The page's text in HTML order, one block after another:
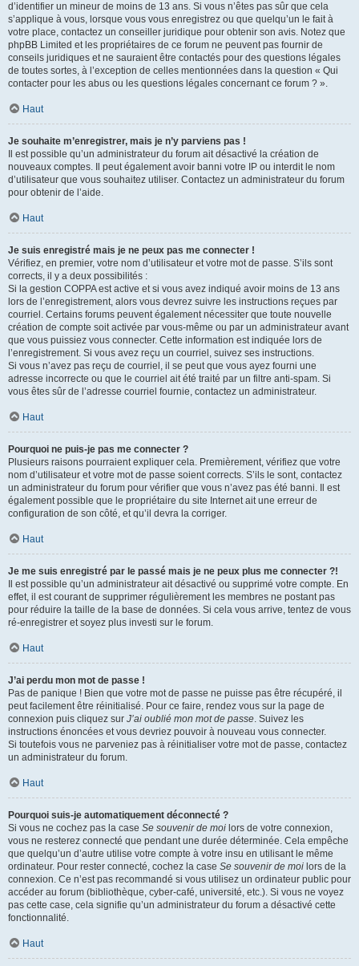
d’identifier un mineur de moins de 13 ans. Si vous n’êtes pas sûr que cela
s’applique à vous, lorsque vous vous enregistrez ou que quelqu’un le fait à
votre place, contactez un conseiller juridique pour obtenir son avis. Notez que
phpBB Limited et les propriétaires de ce forum ne peuvent pas fournir de
conseils juridiques et ne sauraient être contactés pour des questions légales
de toutes sortes, à l’exception de celles mentionnées dans la question « Qui
contacter pour les abus ou les questions légales concernant ce forum ? ».
Haut
Je souhaite m’enregistrer, mais je n’y parviens pas !
Il est possible qu’un administrateur du forum ait désactivé la création de
nouveaux comptes. Il peut également avoir banni votre IP ou interdit le nom
d’utilisateur que vous souhaitez utiliser. Contactez un administrateur du forum
pour obtenir de l’aide.
Haut
Je suis enregistré mais je ne peux pas me connecter !
Vérifiez, en premier, votre nom d’utilisateur et votre mot de passe. S’ils sont
corrects, il y a deux possibilités :
Si la gestion COPPA est active et si vous avez indiqué avoir moins de 13 ans
lors de l’enregistrement, alors vous devrez suivre les instructions reçues par
courriel. Certains forums peuvent également nécessiter que toute nouvelle
création de compte soit activée par vous-même ou par un administrateur avant
que vous puissiez vous connecter. Cette information est indiquée lors de
l’enregistrement. Si vous avez reçu un courriel, suivez ses instructions.
Si vous n’avez pas reçu de courriel, il se peut que vous ayez fourni une
adresse incorrecte ou que le courriel ait été traité par un filtre anti-spam. Si
vous êtes sûr de l’adresse courriel fournie, contactez un administrateur.
Haut
Pourquoi ne puis-je pas me connecter ?
Plusieurs raisons pourraient expliquer cela. Premièrement, vérifiez que votre
nom d’utilisateur et votre mot de passe soient corrects. S’ils le sont, contactez
un administrateur du forum pour vérifier que vous n’avez pas été banni. Il est
également possible que le propriétaire du site Internet ait une erreur de
configuration de son côté, et qu’il devra la corriger.
Haut
Je me suis enregistré par le passé mais je ne peux plus me connecter ?!
Il est possible qu’un administrateur ait désactivé ou supprimé votre compte. En
effet, il est courant de supprimer régulièrement les membres ne postant pas
pour réduire la taille de la base de données. Si cela vous arrive, tentez de vous
ré-enregistrer et soyez plus investi sur le forum.
Haut
J’ai perdu mon mot de passe !
Pas de panique ! Bien que votre mot de passe ne puisse pas être récupéré, il
peut facilement être réinitialisé. Pour ce faire, rendez vous sur la page de
connexion puis cliquez sur J’ai oublié mon mot de passe. Suivez les
instructions énoncées et vous devriez pouvoir à nouveau vous connecter.
Si toutefois vous ne parveniez pas à réinitialiser votre mot de passe, contactez
un administrateur du forum.
Haut
Pourquoi suis-je automatiquement déconnecté ?
Si vous ne cochez pas la case Se souvenir de moi lors de votre connexion,
vous ne resterez connecté que pendant une durée déterminée. Cela empêche
que quelqu’un d’autre utilise votre compte à votre insu en utilisant le même
ordinateur. Pour rester connecté, cochez la case Se souvenir de moi lors de la
connexion. Ce n’est pas recommandé si vous utilisez un ordinateur public pour
accéder au forum (bibliothèque, cyber-café, université, etc.). Si vous ne voyez
pas cette case, cela signifie qu’un administrateur du forum a désactivé cette
fonctionnalité.
Haut